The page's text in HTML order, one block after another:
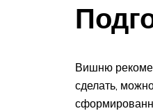
Вишню
сделать,